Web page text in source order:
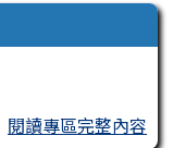
閱讀專區完整內容